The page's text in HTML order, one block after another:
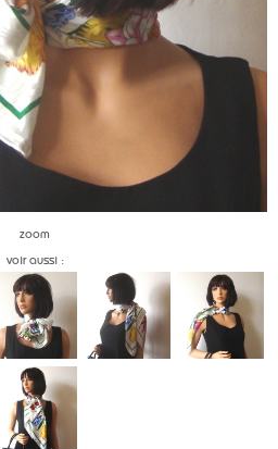
zoom
voir aussi :